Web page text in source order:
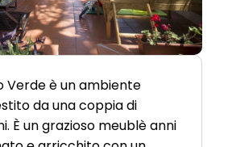
Verde è un ambiente
da una coppia di
È un grazioso meublè anni